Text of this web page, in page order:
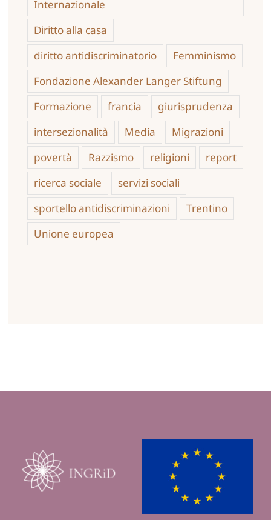
Internazionale
Diritto alla casa
diritto antidiscriminatorio
Femminismo
Fondazione Alexander Langer Stiftung
Formazione
francia
giurisprudenza
intersezionalità
Media
Migrazioni
povertà
Razzismo religioni
report
ricerca sociale
servizi sociali
sportello antidiscriminazioni
Trentino
Unione europea